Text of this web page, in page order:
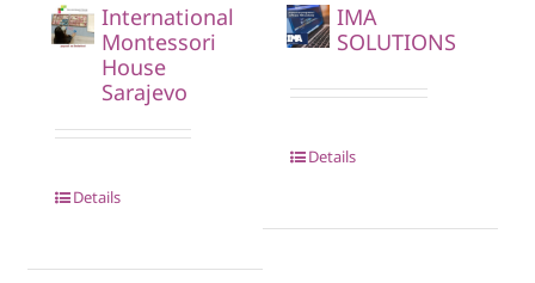
International
Montessori
House
Sarajevo
Details
IMA
SOLUTIONS
Details